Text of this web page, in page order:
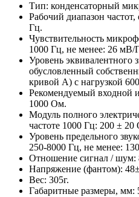
Тип: конденсаторный
Рабочий диапазон
Гц.
Чувствительность
1000 Гц, не менее: 26 мВ/
Уровень эквивалентного
обусловленный
кривой А) с нагрузкой
Рекомендуемый входной
1000 Ом.
Модуль полного
частоте 1000 Гц: 200 ± 20
Уровень предельного
250-8000 Гц, не менее:
Отношение сигнал / шум:
Напряжение (фантом):
Вес: 305г.
Габаритные размеры, мм: